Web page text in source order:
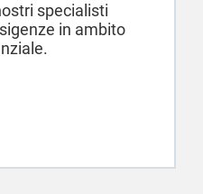
specialisti
in ambito